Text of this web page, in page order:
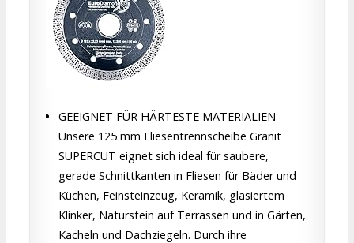
GEEIGNET FÜR HÄRTESTE MATERIALIEN –
Unsere 125 mm Fliesentrennscheibe Granit
SUPERCUT eignet sich ideal für saubere,
gerade Schnittkanten in Fliesen für Bäder und
Küchen, Feinsteinzeug, Keramik, glasiertem
Klinker, Naturstein auf Terrassen und in Gärten,
Kacheln und Dachziegeln. Durch ihre